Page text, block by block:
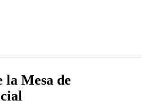
Mesa de